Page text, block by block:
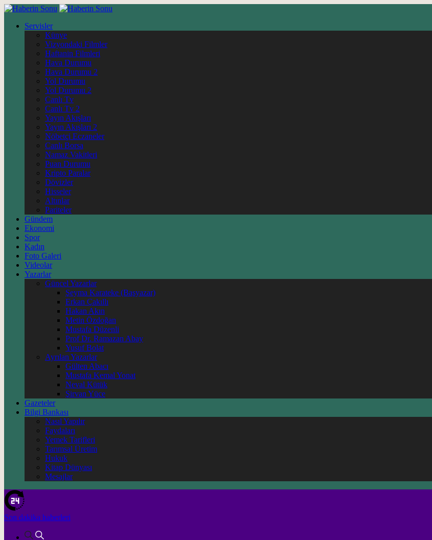
Servisler
Künye
Vizyondaki Filmler
Haftanin Filmleri
Hava Durumu
Hava Durumu 2
Yol Durumu
Yol Durumu 2
Canlı Tv
Canlı Tv 2
Yayın Akışları
Yayın Akışları 2
Nöbetçi Eczaneler
Canlı Borsa
Namaz Vakitleri
Puan Durumu
Kripto Paralar
Dövizler
Hisseler
Altınlar
Pariteler
Gündem
Ekonomi
Spor
Kadın
Foto Galeri
Videolar
Yazarlar
Güncel Yazarlar
Şeyma Karateke (Başyazar)
Erkan Çakıllı
Hakan Akın
Metin Özdoğan
Mustafa Düzenli
Prof Dr. Ramazan Abay
Yusuf Bolat
Ayrılan Yazarlar
Gülten Abacı
Mustafa Kemal Yonat
Neval Kütük
Şirvan Yüce
Gazeteler
Bilgi Bankası
Nasıl Yapılır
Faydaları
Yemek Tarifleri
Tarımsal Üretim
Hukuk
Kitap Dünyası
Mesajlar
Son dakika haberleri